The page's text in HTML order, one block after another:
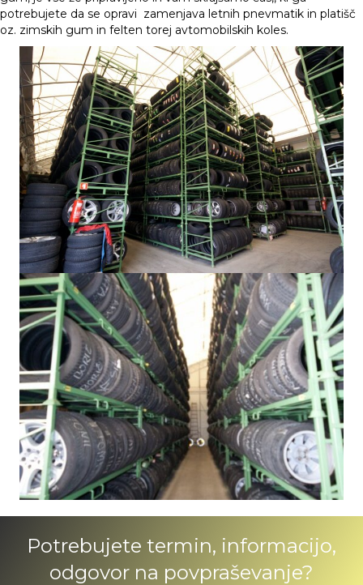
potrebujete da se opravi zamenjava letnih pnevmatik in platišč
oz. zimskih gum in felten torej avtomobilskih koles.
Potrebujete termin, informacijo,
odgovor na povpraševanje?